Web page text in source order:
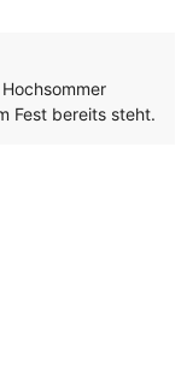
Fest bereits steht.